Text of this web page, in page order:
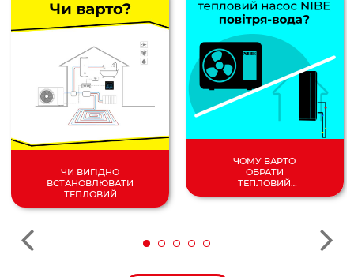
ЧИ ВИГІДНО
ВСТАНОВЛЮВАТИ
ТЕПЛОВИЙ
НАСОС У 2024
ЧОМУ ВАРТО
ОБРАТИ
ТЕПЛОВИЙ